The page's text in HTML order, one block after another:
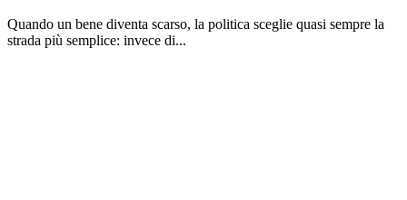
Quando un bene diventa scarso, la politica sceglie quasi sempre la
strada più semplice: invece di...